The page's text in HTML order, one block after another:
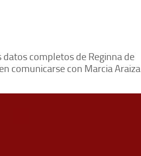
completos de Reginna de
comunicarse con Marcia Araiza